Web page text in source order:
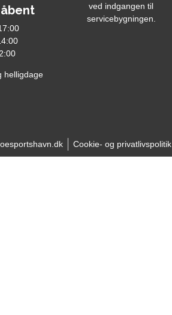
helligdage
ved indgangen til
servicebygningen.
Cookie- og privatlivspolitik